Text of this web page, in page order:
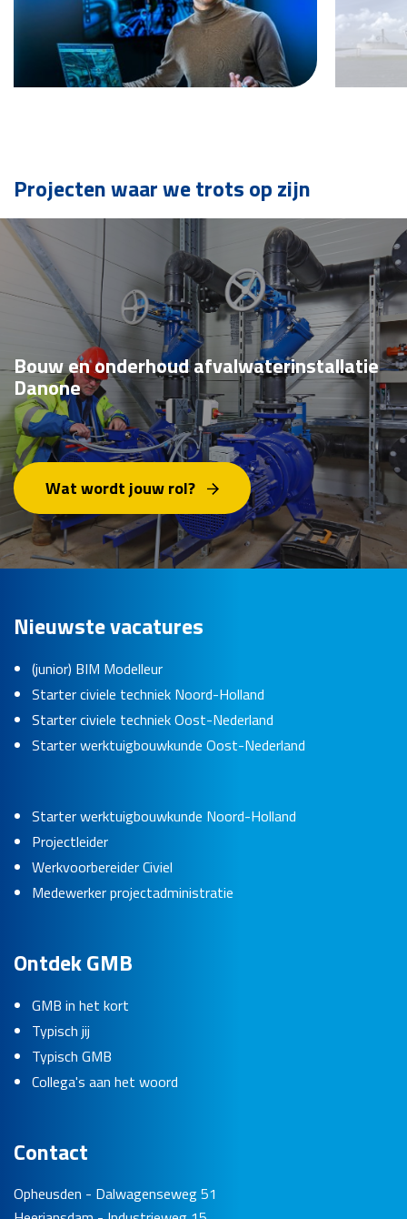
Projecten waar we trots op zijn
Bouw en onderhoud afvalwaterinstallatie
Danone
Wat wordt jouw rol?
Nieuwste vacatures
(junior) BIM Modelleur
Starter civiele techniek Noord-Holland
Starter civiele techniek Oost-Nederland
Starter werktuigbouwkunde Oost-Nederland
Starter werktuigbouwkunde Noord-Holland
Projectleider
Werkvoorbereider Civiel
Medewerker projectadministratie
Ontdek GMB
GMB in het kort
Typisch jij
Typisch GMB
Collega's aan het woord
Contact
Opheusden - Dalwagenseweg 51